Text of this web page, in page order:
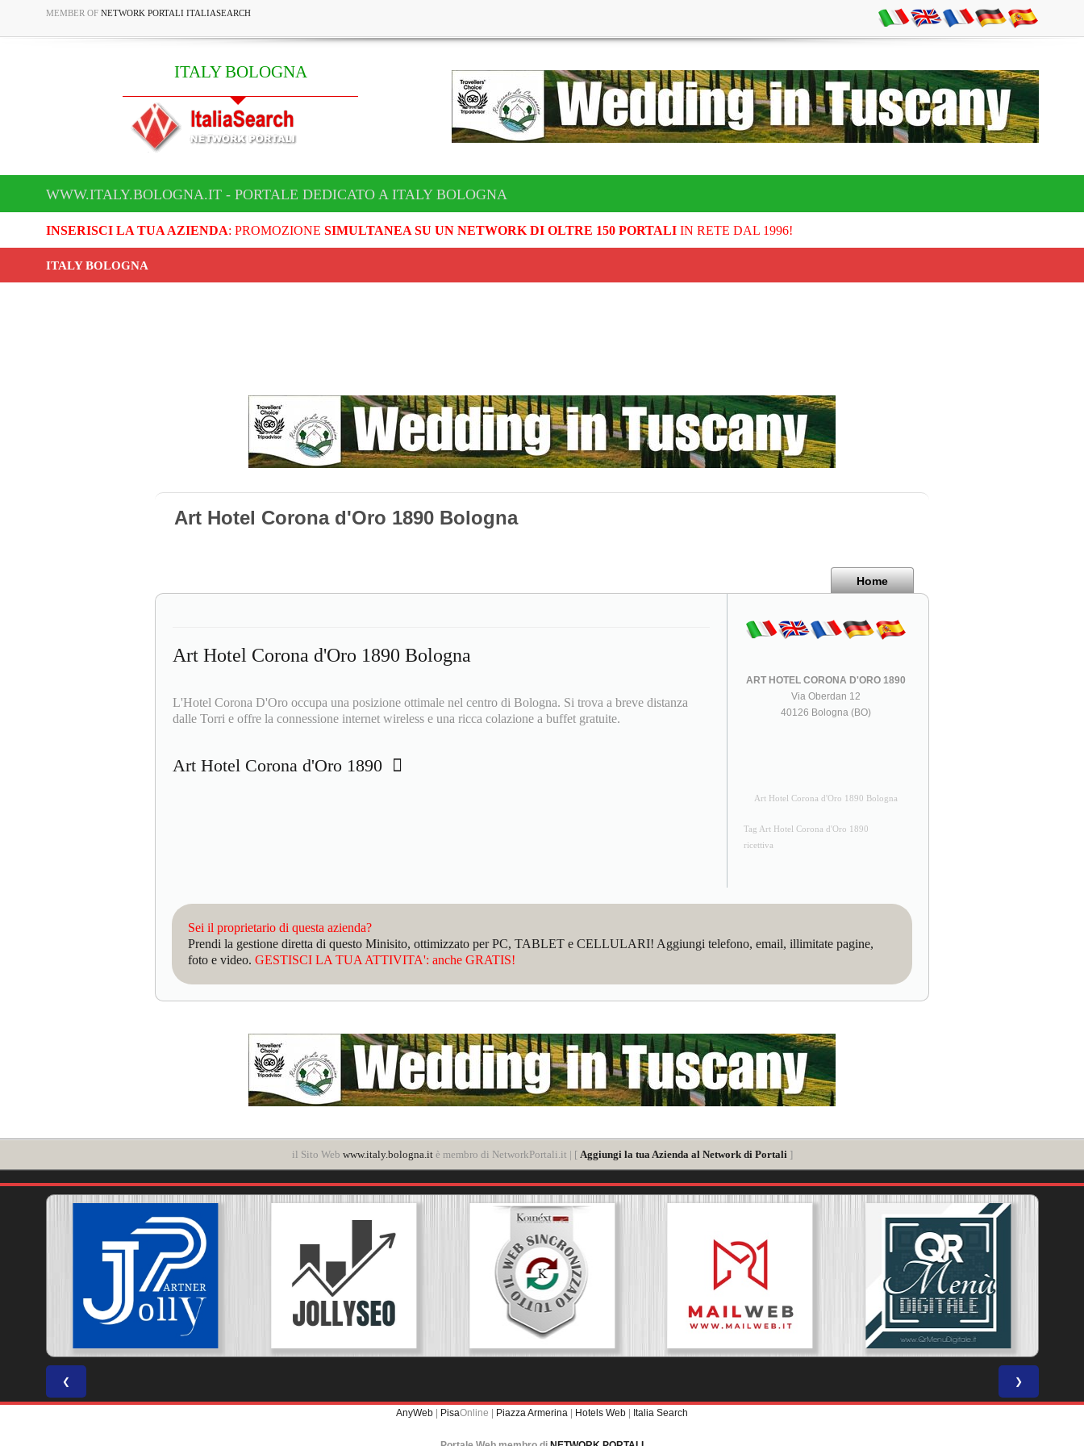
MEMBER OF NETWORK PORTALI ITALIASEARCH
ITALY BOLOGNA
WWW.ITALY.BOLOGNA.IT - PORTALE DEDICATO A ITALY BOLOGNA
INSERISCI LA TUA AZIENDA: PROMOZIONE SIMULTANEA SU UN NETWORK DI OLTRE 150 PORTALIIN RETE DAL 1996!
ITALY BOLOGNA
Art Hotel Corona d'Oro 1890 Bologna
Home
Art Hotel Corona d'Oro 1890 Bologna
L'Hotel Corona D'Oro occupa una posizione ottimale nel centro di Bologna. Si trova a breve distanza
dalle Torri e offre la connessione internet wireless e una ricca colazione a buffet gratuite.
Art Hotel Corona d'Oro 1890
ART HOTEL CORONA D'ORO 1890
Via Oberdan 12
40126 Bologna (BO)
Art Hotel Corona d'Oro 1890 Bologna
Tag Art Hotel Corona d'Oro 1890
ricettiva
Sei il proprietario di questa azienda?
Prendi la gestione diretta di questo Minisito, ottimizzato per PC, TABLET e CELLULARI! Aggiungi telefono, email, illimitate pagine,
foto e video. GESTISCI LA TUA ATTIVITA': anche GRATIS!
il Sito Web www.italy.bologna.itè membro di NetworkPortali.it | [ Aggiungi la tua Azienda al Network di Portali ]
❮ ❯
AnyWeb | PisaOnline | Piazza Armerina | Hotels Web | Italia Search